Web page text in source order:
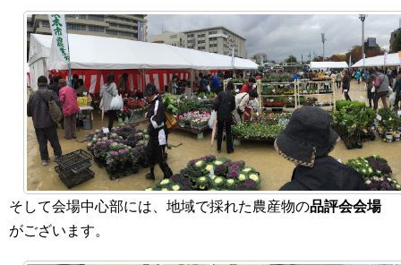
そして会場中心部には、地域で採れた農産物の品評会会場
がございます。